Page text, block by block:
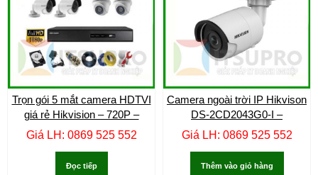
Trọn gói 5 mắt camera HDTVI
giá rẻ Hikvision – 720P –
Giá LH: 0869 525 552
Đọc tiếp
Camera ngoài trời IP Hikvison
DS-2CD2043G0-I –
Giá LH: 0869 525 552
Thêm vào giỏ hàng